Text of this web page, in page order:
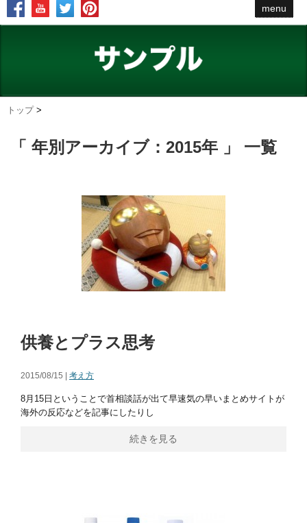
menu
トップ >
「 年別アーカイブ：2015年 」 一覧
供養とプラス思考
2015/08/15 | 考え方
8月15日ということで首相談話が出て早速気の早いまとめサイトが
海外の反応などを記事にしたりし
続きを見る